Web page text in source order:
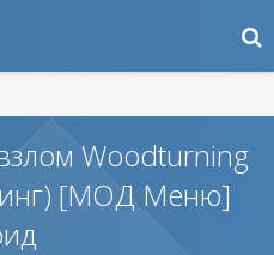
Woodturning
[МОД Меню]